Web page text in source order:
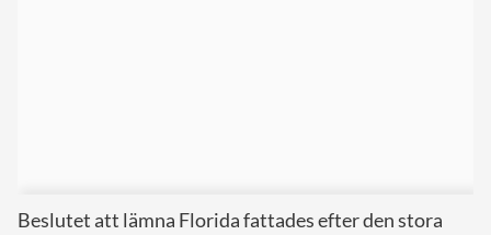
Beslutet att lämna Florida fattades efter den stora